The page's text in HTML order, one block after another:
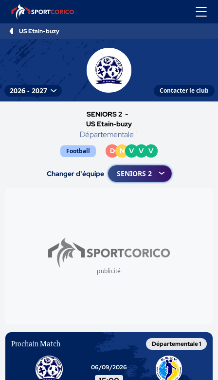
US Etain-buzy
Contacter le club
SENIORS 2 -
US Etain-buzy
Départementale 1
Football D N V V V
Changer d'équipe
publicité
Prochain Match Départementale 1
06/09/2026